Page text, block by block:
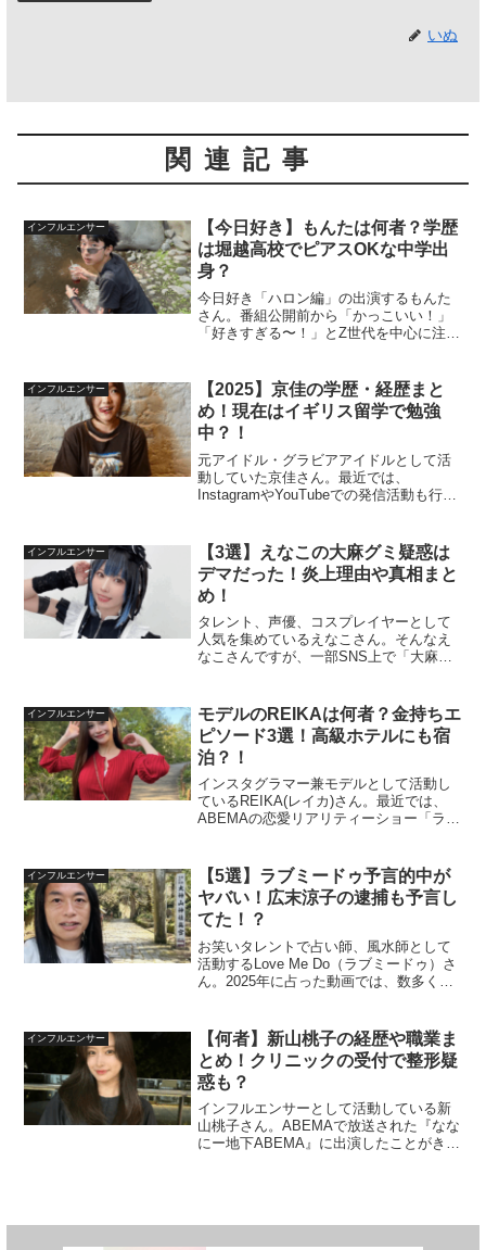
いぬ
関連記事
インフルエンサー
【今日好き】もんたは何者？学歴
は堀越高校でピアスOKな中学出
身？
今日好き「ハロン編」の出演するもんた
さん。番組公開前から「かっこいい！」
「好きすぎる〜！」とZ世代を中心に注目
高校はどこ？かっこいいと人気な理由に
ついてまとめてい...
インフルエンサー
【2025】京佳の学歴・経歴まと
め！現在はイギリス留学で勉強
中？！
元アイドル・グラビアアイドルとして活
動していた京佳さん。最近では、
InstagramやYouTubeでの発信活動も行っ
た方もいるのではないでしょうか。この
記事では京佳さ...
インフルエンサー
【3選】えなこの大麻グミ疑惑は
デマだった！炎上理由や真相まと
め！
タレント、声優、コスプレイヤーとして
人気を集めているえなこさん。そんなえ
なこさんですが、一部SNS上で「大麻グ
疑惑の炎上の真相えなこさんの大麻グミ
疑惑はデマである３つの...
インフルエンサー
モデルのREIKAは何者？金持ちエ
ピソード3選！高級ホテルにも宿
泊？！
インスタグラマー兼モデルとして活動し
ているREIKA(レイカ)さん。最近では、
ABEMAの恋愛リアリティーショー「ラブ
タグラムにはハイブランドアイテムが
度々登場して...
インフルエンサー
【5選】ラブミードゥ予言的中が
ヤバい！広末涼子の逮捕も予言し
てた！？
お笑いタレントで占い師、風水師として
活動するLove Me Do（ラブミードゥ）さ
ん。2025年に占った動画では、数多くの
はLove Me Do（ラブちゃん）は何者なの
か...
インフルエンサー
【何者】新山桃子の経歴や職業ま
とめ！クリニックの受付で整形疑
惑も？
インフルエンサーとして活動している新
山桃子さん。ABEMAで放送された『なな
にー地下ABEMA』に出演したことがきっ